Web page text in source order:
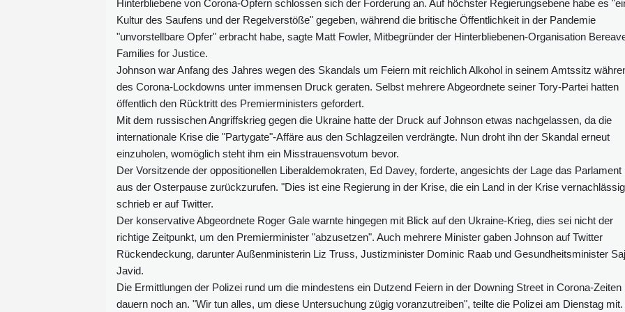
Hinterbliebene von Corona-Opfern schlossen sich der Forderung an. Auf höchster Regierungsebene habe es
Kultur des Saufens und der Regelverstöße" gegeben, während die britische Öffentlichkeit in der Pandemie
"unvorstellbare Opfer" erbracht habe, sagte Matt Fowler, Mitbegründer der Hinterbliebenen-Organisation
Families for Justice.
Johnson war Anfang des Jahres wegen des Skandals um Feiern mit reichlich Alkohol in seinem Amtssitz
des Corona-Lockdowns unter immensen Druck geraten. Selbst mehrere Abgeordnete seiner Tory-Partei hatten
öffentlich den Rücktritt des Premierministers gefordert.
Mit dem russischen Angriffskrieg gegen die Ukraine hatte der Druck auf Johnson etwas nachgelassen, da die
internationale Krise die "Partygate"-Affäre aus den Schlagzeilen verdrängte. Nun droht ihn der Skandal erneut
einzuholen, womöglich steht ihm ein Misstrauensvotum bevor.
Der Vorsitzende der oppositionellen Liberaldemokraten, Ed Davey, forderte, angesichts der Lage das Parlament
aus der Osterpause zurückzurufen. "Dies ist eine Regierung in der Krise, die ein Land in der Krise
schrieb er auf Twitter.
Der konservative Abgeordnete Roger Gale warnte hingegen mit Blick auf den Ukraine-Krieg, dies sei nicht der
richtige Zeitpunkt, um den Premierminister "abzusetzen". Auch mehrere Minister gaben Johnson auf Twitter
Rückendeckung, darunter Außenministerin Liz Truss, Justizminister Dominic Raab und Gesundheitsminister
Javid.
Die Ermittlungen der Polizei rund um die mindestens ein Dutzend Feiern in der Downing Street in Corona-Zeiten
dauern noch an. "Wir tun alles, um diese Untersuchung zügig voranzutreiben", teilte die Polizei am Dienstag mit.